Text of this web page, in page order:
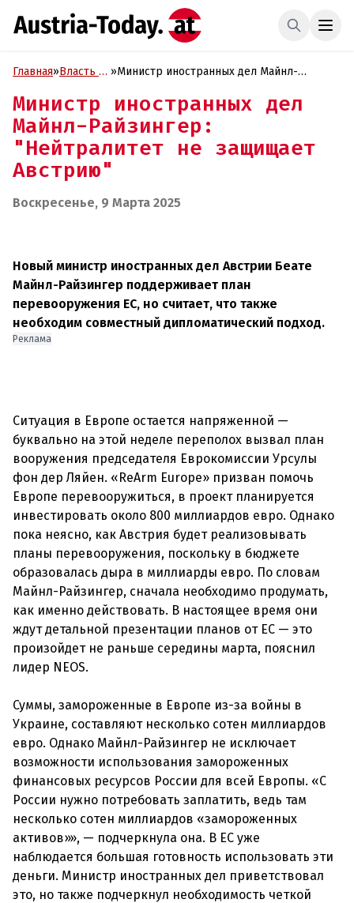
Главная»Власть и »Министр иностранных дел Майнл-
Австрию"
Министр иностранных дел
Майнл-Райзингер:
"Нейтралитет не защищает
Австрию"
Воскресенье, 9 Марта 2025
Новый министр иностранных дел Австрии Беате
Майнл-Райзингер поддерживает план
перевооружения ЕС, но считает, что также
необходим совместный дипломатический подход.
Реклама
Ситуация в Европе остается напряженной —
буквально на этой неделе переполох вызвал план
вооружения председателя Еврокомиссии Урсулы
фон дер Ляйен. «ReArm Europe» призван помочь
Европе перевооружиться, в проект планируется
инвестировать около 800 миллиардов евро. Однако
пока неясно, как Австрия будет реализовывать
планы перевооружения, поскольку в бюджете
образовалась дыра в миллиарды евро. По словам
Майнл-Райзингер, сначала необходимо продумать,
как именно действовать. В настоящее время они
ждут детальной презентации планов от ЕС — это
произойдет не раньше середины марта, пояснил
лидер NEOS.
Суммы, замороженные в Европе из-за войны в
Украине, составляют несколько сотен миллиардов
евро. Однако Майнл-Райзингер не исключает
возможности использования замороженных
финансовых ресурсов России для всей Европы. «С
России нужно потребовать заплатить, ведь там
несколько сотен миллиардов «замороженных
активов»», — подчеркнула она. В ЕС уже
наблюдается большая готовность использовать эти
деньги. Министр иностранных дел приветствовал
это, но также подчеркнул необходимость четкой